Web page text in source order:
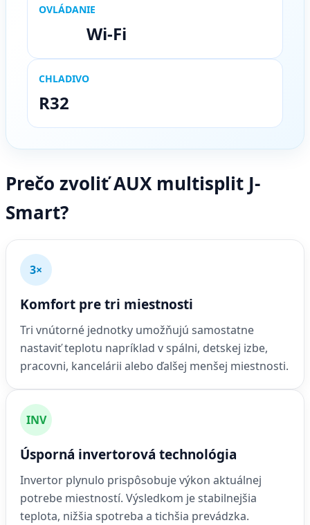
OVLÁDANIE
Wi-Fi
CHLADIVO
R32
Prečo zvoliť AUX multisplit J-
Smart?
3×
Komfort pre tri miestnosti
Tri vnútorné jednotky umožňujú samostatne
nastaviť teplotu napríklad v spálni, detskej izbe,
pracovni, kancelárii alebo ďalšej menšej miestnosti.
INV
Úsporná invertorová technológia
Invertor plynulo prispôsobuje výkon aktuálnej
potrebe miestností. Výsledkom je stabilnejšia
teplota, nižšia spotreba a tichšia prevádzka.